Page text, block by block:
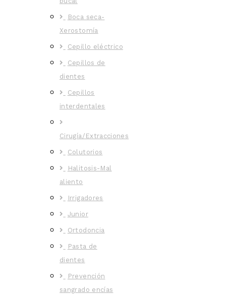
Boca seca-
Xerostomía
Cepillo eléctrico
Cepillos de
dientes
Cepillos
interdentales
Cirugía/Extracciones
Colutorios
Halitosis-Mal
aliento
Irrigadores
Junior
Ortodoncia
Pasta de
dientes
Prevención
sangrado encías